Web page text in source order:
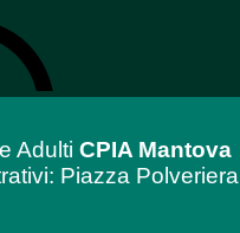
Adulti CPIA Mantova
Piazza